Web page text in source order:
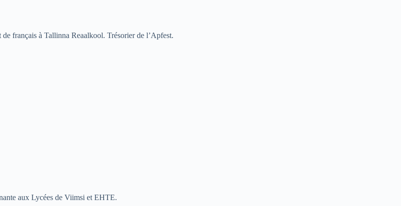
français à Tallinna Reaalkool. Trésorier de l’Apfest.
aux Lycées de Viimsi et EHTE.